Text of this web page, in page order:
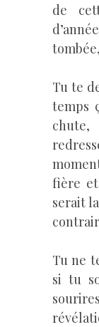
de
Tu te
temps
fière
serait
Tu ne
si tu